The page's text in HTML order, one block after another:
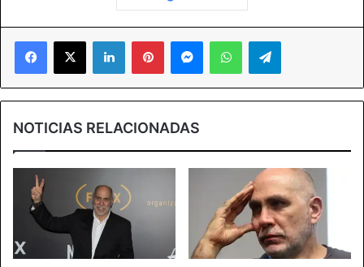
NOTICIAS RELACIONADAS